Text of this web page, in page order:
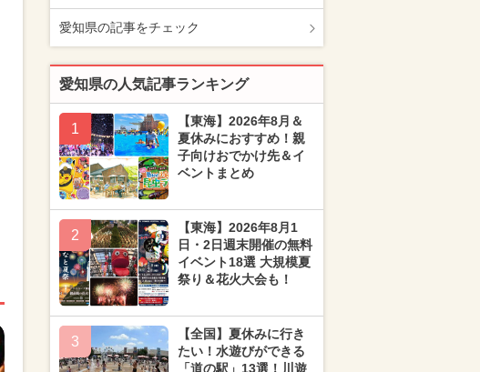
愛知県の記事をチェック
愛知県の人気記事ランキング
1
【東海】2026年8月＆
夏休みにおすすめ！親
子向けおでかけ先＆イ
ベントまとめ
2
【東海】2026年8月1
日・2日週末開催の無料
イベント18選 大規模夏
祭り＆花火大会も！
3
【全国】夏休みに行き
たい！水遊びができる
「道の駅」13選！川遊